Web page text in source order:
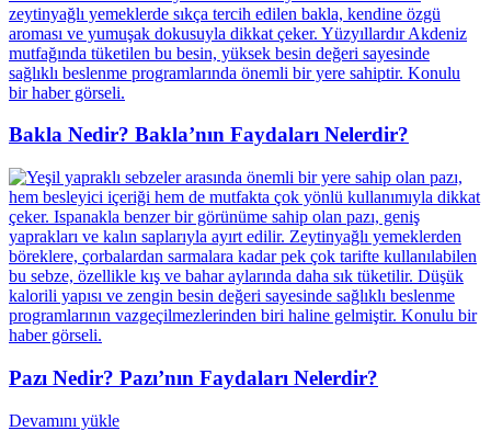
Bakla Nedir? Bakla’nın Faydaları Nelerdir?
Pazı Nedir? Pazı’nın Faydaları Nelerdir?
Devamını yükle